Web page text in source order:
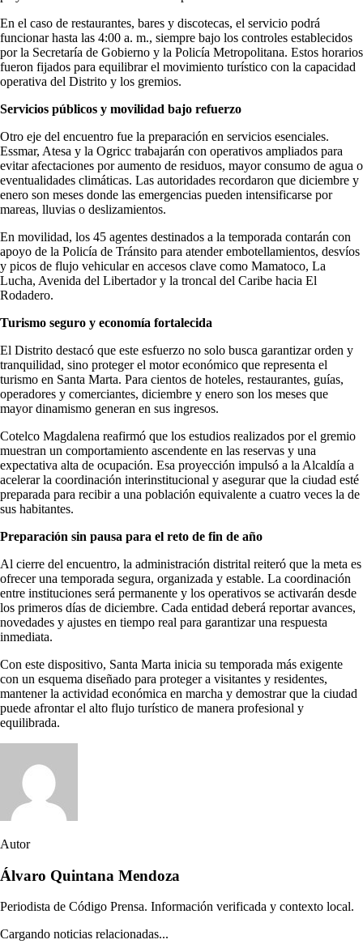
En el caso de restaurantes, bares y discotecas, el servicio podrá
funcionar hasta las 4:00 a. m., siempre bajo los controles establecidos
por la Secretaría de Gobierno y la Policía Metropolitana. Estos horarios
fueron fijados para equilibrar el movimiento turístico con la capacidad
operativa del Distrito y los gremios.
Servicios públicos y movilidad bajo refuerzo
Otro eje del encuentro fue la preparación en servicios esenciales.
Essmar, Atesa y la Ogricc trabajarán con operativos ampliados para
evitar afectaciones por aumento de residuos, mayor consumo de agua o
eventualidades climáticas. Las autoridades recordaron que diciembre y
enero son meses donde las emergencias pueden intensificarse por
mareas, lluvias o deslizamientos.
En movilidad, los 45 agentes destinados a la temporada contarán con
apoyo de la Policía de Tránsito para atender embotellamientos, desvíos
y picos de flujo vehicular en accesos clave como Mamatoco, La
Lucha, Avenida del Libertador y la troncal del Caribe hacia El
Rodadero.
Turismo seguro y economía fortalecida
El Distrito destacó que este esfuerzo no solo busca garantizar orden y
tranquilidad, sino proteger el motor económico que representa el
turismo en Santa Marta. Para cientos de hoteles, restaurantes, guías,
operadores y comerciantes, diciembre y enero son los meses que
mayor dinamismo generan en sus ingresos.
Cotelco Magdalena reafirmó que los estudios realizados por el gremio
muestran un comportamiento ascendente en las reservas y una
expectativa alta de ocupación. Esa proyección impulsó a la Alcaldía a
acelerar la coordinación interinstitucional y asegurar que la ciudad esté
preparada para recibir a una población equivalente a cuatro veces la de
sus habitantes.
Preparación sin pausa para el reto de fin de año
Al cierre del encuentro, la administración distrital reiteró que la meta es
ofrecer una temporada segura, organizada y estable. La coordinación
entre instituciones será permanente y los operativos se activarán desde
los primeros días de diciembre. Cada entidad deberá reportar avances,
novedades y ajustes en tiempo real para garantizar una respuesta
inmediata.
Con este dispositivo, Santa Marta inicia su temporada más exigente
con un esquema diseñado para proteger a visitantes y residentes,
mantener la actividad económica en marcha y demostrar que la ciudad
puede afrontar el alto flujo turístico de manera profesional y
equilibrada.
Autor
Álvaro Quintana Mendoza
Periodista de Código Prensa. Información verificada y contexto local.
Cargando noticias relacionadas...